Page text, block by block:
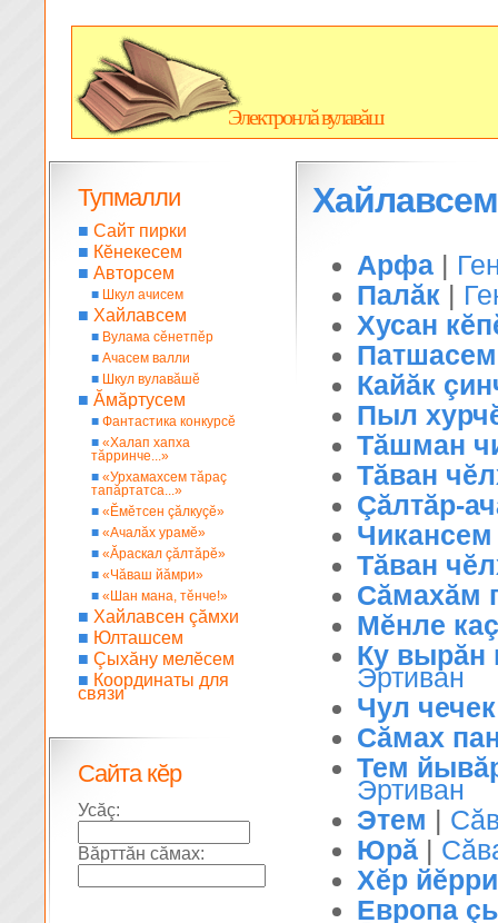
Электронлă вулавăш
Хайлавсем
Арфа |
Палăк |
Хусан
Кайăк
Пыл
Тăшман
Тăван
Çăлтăр-
Чикансем
Тăван
Сăмахăм
Мĕнле
Ку вырăн
Эртиван
Чул чечек
Сăмах
Тем
Эртиван
Этем |
Юрă |
Хĕр йĕрри
Европа
Тупмалли
■ Сайт пирки
■ Кĕнекесем
■ Авторсем
■ Шкул ачисем
■ Хайлавсем
■ Вулама сĕнетпĕр
■ Ачасем валли
■ Шкул вулавăшĕ
■ Ăмăртусем
■ Фантастика конкурсĕ
■ «Халап хапха
тăрринче...»
■ «Урхамахсем тăраç
тапăртатса...»
■ «Ĕмĕтсен çăлкуçĕ»
■ «Ачалăх урамĕ»
■ «Ăраскал çăлтăрĕ»
■ «Чăваш йăмри»
■ «Шан мана, тĕнче!»
■ Хайлавсен çăмхи
■ Юлташсем
■ Çыхăну мелĕсем
■ Координаты для
связи
Сайта кĕр
Усăç:
Вăрттăн сăмах: